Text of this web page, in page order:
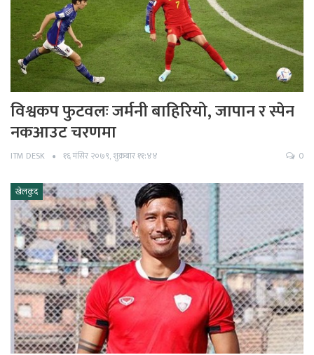
विश्वकप फुटवलः जर्मनी बाहिरियो, जापान र स्पेन
नकआउट चरणमा
ITM DESK १६ मंसिर २०७९, शुक्रबार ११:४४ 0
खेलकुद